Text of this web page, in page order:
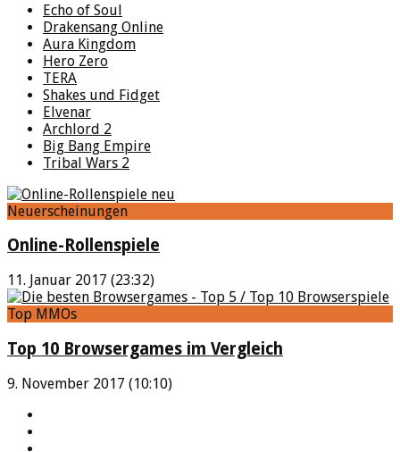
Echo of Soul
Drakensang Online
Aura Kingdom
Hero Zero
TERA
Shakes und Fidget
Elvenar
Archlord 2
Big Bang Empire
Tribal Wars 2
Neuerscheinungen
Online-Rollenspiele
11. Januar 2017 (23:32)
Top MMOs
Top 10 Browsergames im Vergleich
9. November 2017 (10:10)